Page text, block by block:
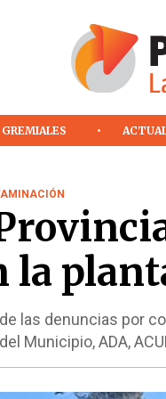
GREMIALES
las denuncias por
Municipio, ADA,